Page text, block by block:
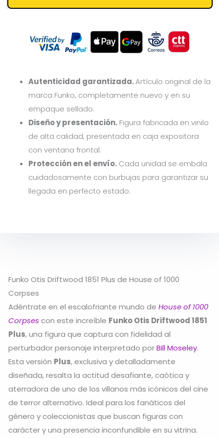
Autenticidad garantizada.Artículo original de la
marca Funko, completamente nuevo y en su
empaque sellado.
Diseño y presentación. Figura fabricada en vinilo
de alta calidad, presentada en caja expositora
con ventana frontal.
Protección en el envío. Cada unidad se embala
cuidadosamente con burbujas para garantizar su
llegada en perfecto estado.
Funko Otis Driftwood 1851 Plus de House of 1000
Corpses
Adéntrate en el escalofriante mundo de House of 1000
Corpses con este increíble Funko Otis Driftwood 1851
Plus, una figura que captura con fidelidad al
perturbador personaje interpretado porBill Moseley.
Esta versión Plus, exclusiva y detalladamente
diseñada, resalta la actitud desafiante, caótica y
aterradora de uno de los villanos más icónicos del cine
de terror alternativo. Ideal para los fanáticos del
género y coleccionistas que buscan figuras con
carácter y una presencia inconfundible en su vitrina.